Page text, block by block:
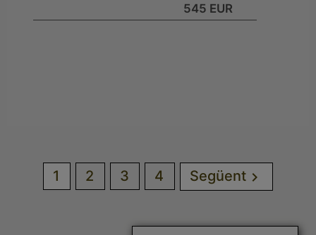
545 EUR
1 2 3 4 Següent 